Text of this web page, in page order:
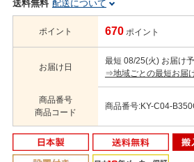
送料無料 配送について
ポイント 670 ポイント
お届け日
最短 08/25(火) お届け
⇒地域ごとの最短お届
商品番号
商品コード
商品番号:KY-C04-